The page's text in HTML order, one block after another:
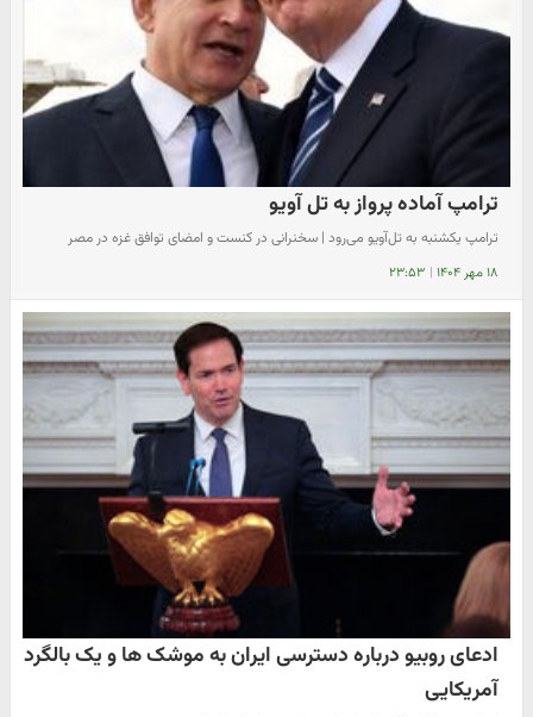
ترامپ آماده پرواز به تل آویو
ترامپ یکشنبه به تل‌آویو می‌رود | سخنرانی در کنست و امضای توافق غزه در مصر
۱۸ مهر ۱۴۰۴ | ۲۳:۵۳
ادعای روبیو درباره دسترسی ایران به موشک ها و یک بالگرد
آمریکایی